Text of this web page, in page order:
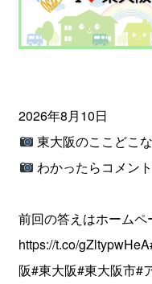
2026年8月10日
東大阪のここどこ
わかったらコメン
前回の答えはホームペ
https://t.co/gZltypwHeA
阪#東大阪#東大阪市#